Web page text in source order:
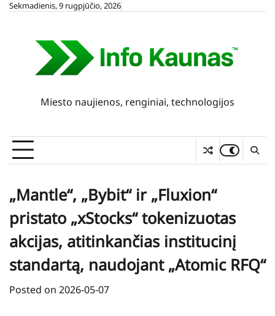
SkipSekmadienis, 9 rugpjūčio, 2026
Miesto naujienos, renginiai, technologijos
„Mantle“, „Bybit“ ir „Fluxion“
pristato „xStocks“ tokenizuotas
akcijas, atitinkančias institucinį
standartą, naudojant „Atomic RFQ“
Posted on 2026-05-07